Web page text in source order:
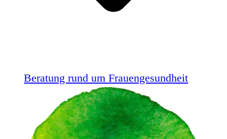
Beratung rund um Frauengesundheit